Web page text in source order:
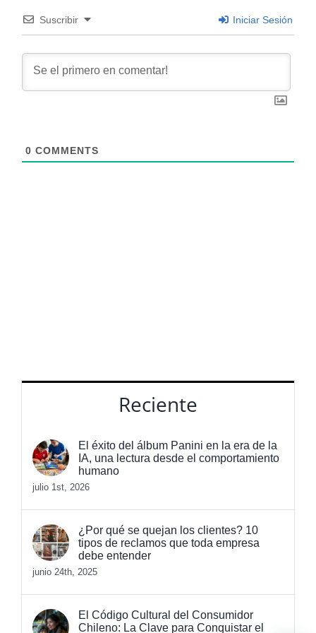
Suscribir Iniciar Sesión
0 COMMENTS
Reciente
El éxito del álbum Panini en la era de la
IA, una lectura desde el comportamiento
humano
julio 1st, 2026
¿Por qué se quejan los clientes? 10
tipos de reclamos que toda empresa
debe entender
junio 24th, 2025
El Código Cultural del Consumidor
Chileno: La Clave para Conquistar el